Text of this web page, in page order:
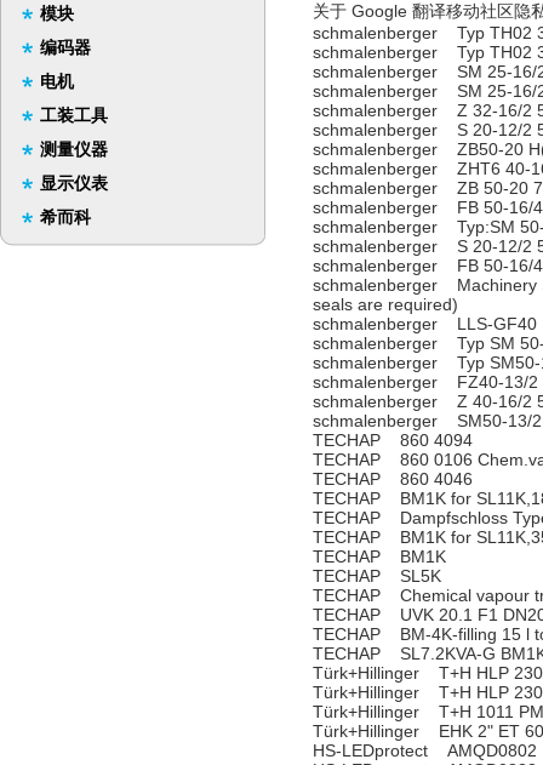
模块
编码器
电机
工装工具
测量仪器
显示仪表
希而科
关于 Google 翻译移动社区隐
schmalenberger Typ TH02
schmalenberger Typ TH02
schmalenberger SM 25-16/
schmalenberger SM 25-16/
schmalenberger Z 32-16/2
schmalenberger S 20-12/2
schmalenberger ZB50-20
schmalenberger ZHT6 40-
schmalenberger ZB 50-20
schmalenberger FB 50-16/
schmalenberger Typ:SM
schmalenberger S 20-12/2
schmalenberger FB 50-16/
schmalenberger Machinery
seals are required)
schmalenberger LLS-GF40
schmalenberger Typ SM
schmalenberger Typ SM50-
schmalenberger FZ40-13/2
schmalenberger Z 40-16/2
schmalenberger SM50-13/2
TECHAP 860 4094
TECHAP 860 0106
TECHAP 860 4046
TECHAP BM1K for
TECHAP Dampfschloss
TECHAP BM1K for
TECHAP BM1K
TECHAP SL5K
TECHAP Chemical vapour
TECHAP UVK 20.1 F1
TECHAP BM-4K-filling 15 l
TECHAP SL7.2KVA-G
Türk+Hillinger T+H HLP
Türk+Hillinger T+H HLP
Türk+Hillinger T+H 1011
Türk+Hillinger EHK 2" ET
HS-LEDprotect AMQD0802